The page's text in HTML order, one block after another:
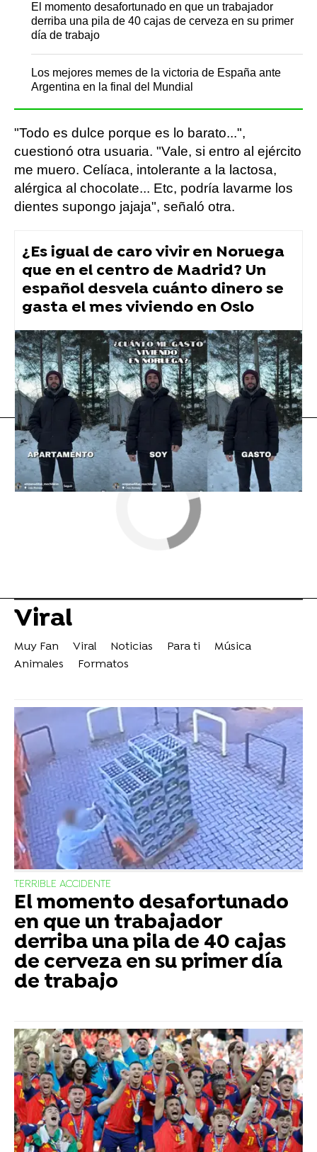
El momento desafortunado en que un trabajador
derriba una pila de 40 cajas de cerveza en su primer
día de trabajo
Los mejores memes de la victoria de España ante
Argentina en la final del Mundial
"Todo es dulce porque es lo barato...",
cuestionó otra usuaria. "Vale, si entro al ejército
me muero. Celíaca, intolerante a la lactosa,
alérgica al chocolate... Etc, podría lavarme los
dientes supongo jajaja", señaló otra.
¿Es igual de caro vivir en Noruega
que en el centro de Madrid? Un
español desvela cuánto dinero se
gasta el mes viviendo en Oslo
tiktok Vídeo viral
Flooxer Now » Viral
Viral
Muy Fan Viral Noticias Para ti
Música
Animales
Formatos
TERRIBLE ACCIDENTE
El momento desafortunado
en que un trabajador
derriba una pila de 40 cajas
de cerveza en su primer día
de trabajo